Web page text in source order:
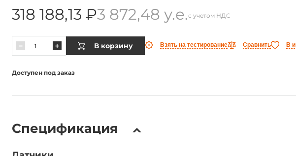
318 188,13 ₽3 872,48 у.е.с учетом НДС
В корзину Взять на тестирование Сравнить В
Доступен под заказ
Спецификация